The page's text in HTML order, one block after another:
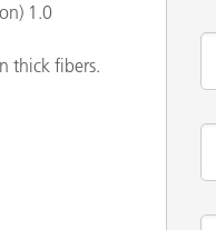
Eletrônicos
1.0
thick fibers.